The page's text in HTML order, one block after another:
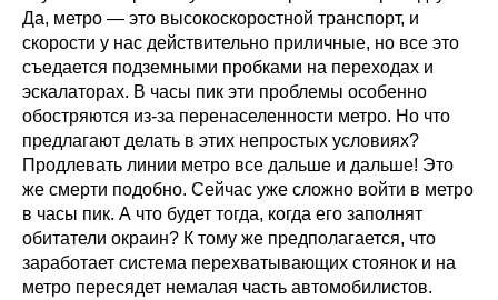
Да, метро — это высокоскоростной транспорт, и
скорости у нас действительно приличные, но все это
съедается подземными пробками на переходах и
эскалаторах. В часы пик эти проблемы особенно
обостряются из-за перенаселенности метро. Но что
предлагают делать в этих непростых условиях?
Продлевать линии метро все дальше и дальше! Это
же смерти подобно. Сейчас уже сложно войти в метро
в часы пик. А что будет тогда, когда его заполнят
обитатели окраин? К тому же предполагается, что
заработает система перехватывающих стоянок и на
метро пересядет немалая часть автомобилистов.